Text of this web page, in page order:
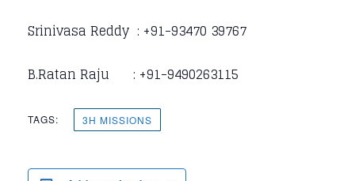
Srinivasa Reddy : +91-93470 39767
B.Ratan Raju : +91-9490263115
TAGS: 3H MISSIONS